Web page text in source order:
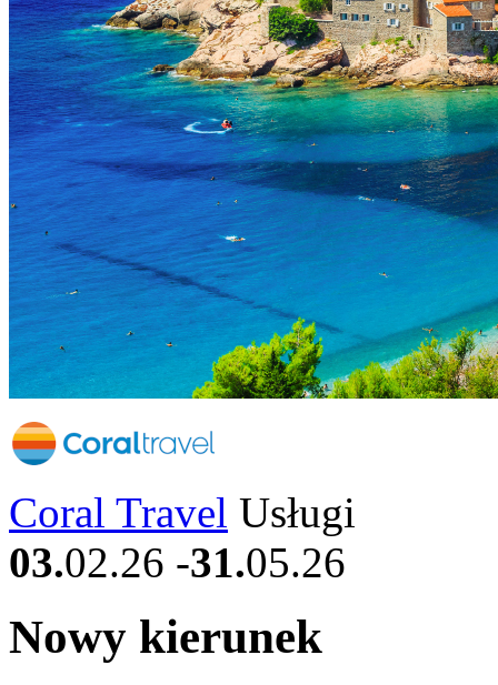
Coral Travel Usługi
03.02.26 -31.05.26
Nowy kierunek